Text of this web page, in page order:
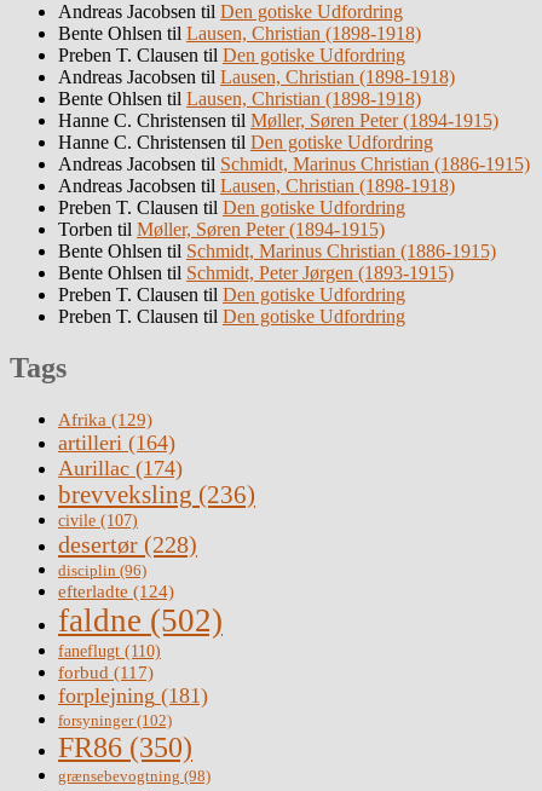
Andreas Jacobsen til Den gotiske Udfordring
Bente Ohlsen til Lausen, Christian (1898-1918)
Preben T. Clausen til Den gotiske Udfordring
Andreas Jacobsen til Lausen, Christian (1898-1918)
Bente Ohlsen til Lausen, Christian (1898-1918)
Hanne C. Christensen til Møller, Søren Peter (1894-1915)
Hanne C. Christensen til Den gotiske Udfordring
Andreas Jacobsen til Schmidt, Marinus Christian (1886-1915)
Andreas Jacobsen til Lausen, Christian (1898-1918)
Preben T. Clausen til Den gotiske Udfordring
Torben til Møller, Søren Peter (1894-1915)
Bente Ohlsen til Schmidt, Marinus Christian (1886-1915)
Bente Ohlsen til Schmidt, Peter Jørgen (1893-1915)
Preben T. Clausen til Den gotiske Udfordring
Preben T. Clausen til Den gotiske Udfordring
Tags
Afrika (129)
artilleri (164)
Aurillac (174)
brevveksling (236)
civile (107)
desertør (228)
disciplin (96)
efterladte (124)
faldne (502)
faneflugt (110)
forbud (117)
forplejning (181)
forsyninger(102)
FR86 (350)
grænsebevogtning (98)